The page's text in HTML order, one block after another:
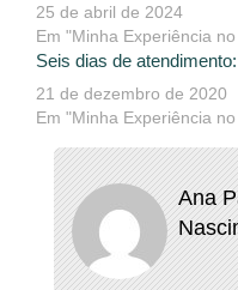
25 de abril de 2024
Em "Minha Experiência
Seis dias de
21 de dezembro de 2020
Em "Minha Experiência
Ana